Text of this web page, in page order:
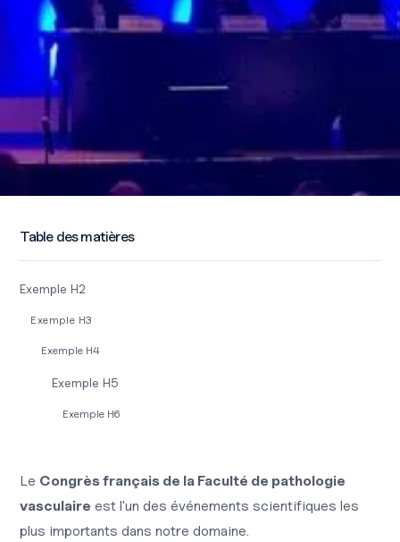
Table des matières
Exemple H2
Exemple H3
Exemple H4
Exemple H5
Exemple H6
Le Congrès français de la Faculté de pathologie
vasculaire est l'un des événements scientifiques les
plus importants dans notre domaine.